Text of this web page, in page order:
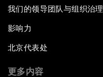
我们的领导团队与组织治理
影响力
北京代表处
更多内容